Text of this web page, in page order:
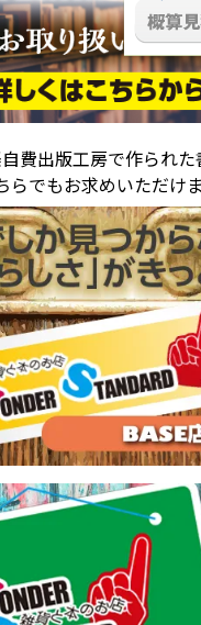
費出版工房で作られた
らでもお求めいただけ